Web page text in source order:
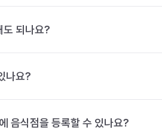
도 되나요?
나요?
음식점을 등록할 수 있나요?